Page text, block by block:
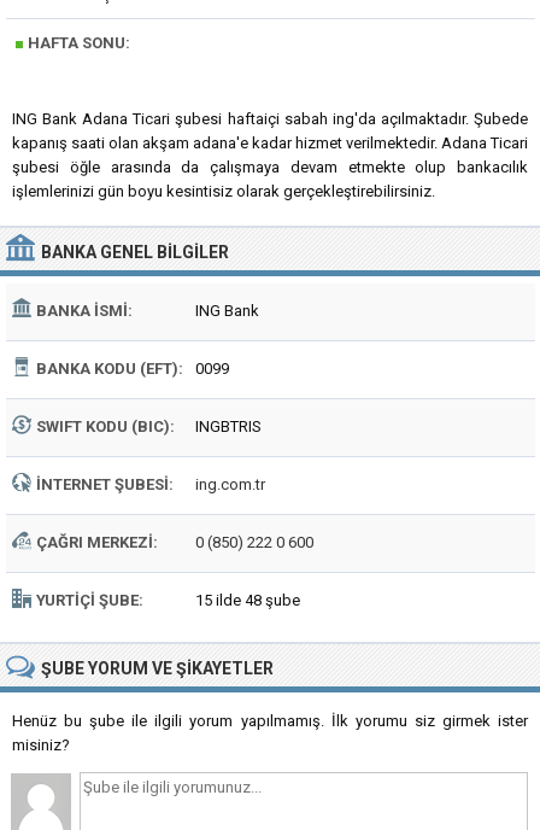
■ HAFTA SONU:
ING Bank Adana Ticari şubesi haftaiçi sabah ing'da açılmaktadır. Şubede
kapanış saati olan akşam adana'e kadar hizmet verilmektedir. Adana Ticari
şubesi öğle arasında da çalışmaya devam etmekte olup bankacılık
işlemlerinizi gün boyu kesintisiz olarak gerçekleştirebilirsiniz.
BANKA GENEL BILGILER
BANKA İSMI: ING Bank
BANKA KODU (EFT): 0099
SWIFT KODU (BIC): INGBTRIS
İNTERNET ŞUBESI: ing.com.tr
ÇAĞRI MERKEZI: 0 (850) 222 0 600
YURTIÇI ŞUBE: 15 ilde 48 şube
ŞUBEYORUM VE ŞIKAYETLER
Henüz bu şube ile ilgili yorum yapılmamış. İlk yorumu siz girmek ister
misiniz?